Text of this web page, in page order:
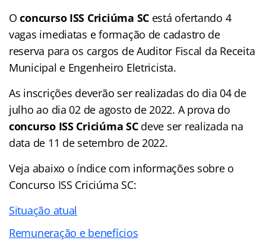
Oconcurso ISS Criciúma SC está ofertando 4
vagas imediatas e formação de cadastro de
reserva para os cargos de Auditor Fiscal da Receita
Municipal e Engenheiro Eletricista.
As inscrições deverão ser realizadas do dia 04 de
julho ao dia 02 de agosto de 2022. A prova do
concurso ISS Criciúma SCdeve ser realizada na
data de 11 de setembro de 2022.
Veja abaixo o índicecom informações sobre o
Concurso ISS Criciúma SC:
Situação atual
Remuneração e benefícios